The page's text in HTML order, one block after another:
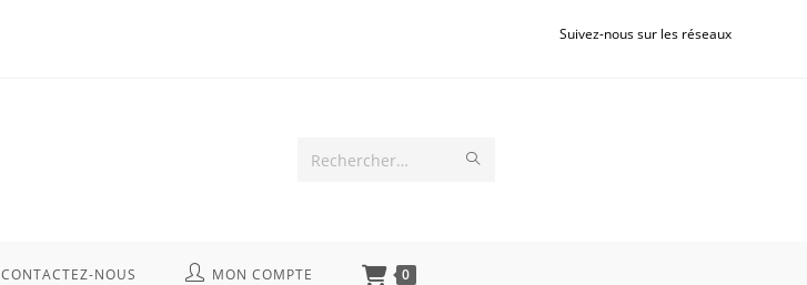
Suivez-nous sur les réseaux
Rechercher
CONTACTEZ-NOUS MON COMPTE 0